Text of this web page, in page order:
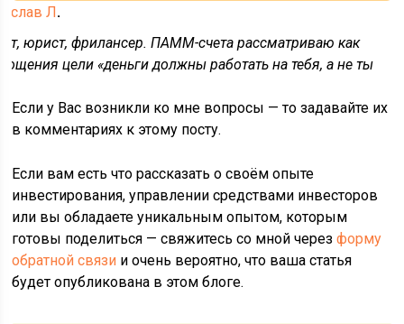
Л.
юрист, фрилансер. ПАММ-счета рассматриваю как
цели «деньги должны работать на тебя, а не ты
Если у Вас возникли ко мне вопросы — то задавайте их
в комментариях к этому посту.
Если вам есть что рассказать о своём опыте
инвестирования, управлении средствами инвесторов
или вы обладаете уникальным опытом, которым
готовы поделиться — свяжитесь со мной черезформу
обратной связи и очень вероятно, что ваша статья
будет опубликована в этом блоге.